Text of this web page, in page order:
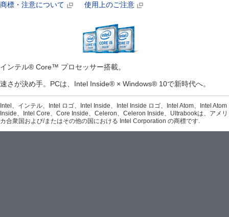
商標・注意について 使用上のご注意
インテル® Core™ プロセッサー搭載。
速さが決め手。PCは、Intel Inside® × Windows® 10で新時代へ。
Intel、インテル、Intel ロゴ、Intel Inside、Intel Inside ロゴ、Intel Atom、Intel Atom
Inside、Intel Core、Core Inside、Celeron、Celeron Inside、Ultrabookは、アメリ
カ合衆国および/またはその他の国における Intel Corporation の商標です.